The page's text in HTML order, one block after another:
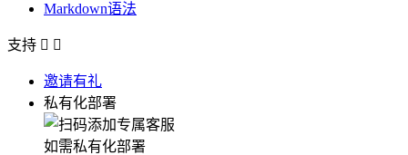
Markdown语法
支持  
邀请有礼
私有化部署
如需私有化部署